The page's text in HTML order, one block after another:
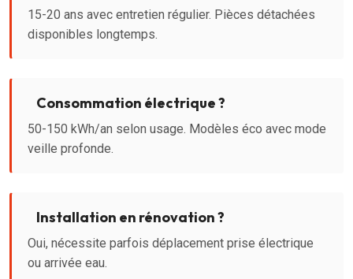
15-20 ans avec entretien régulier. Pièces détachées
disponibles longtemps.
Consommation électrique ?
50-150 kWh/an selon usage. Modèles éco avec mode
veille profonde.
Installation en rénovation ?
Oui, nécessite parfois déplacement prise électrique
ou arrivée eau.